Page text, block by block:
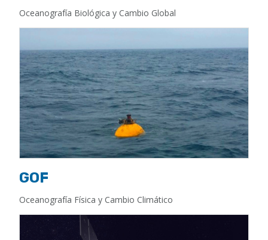
Oceanografía Biológica y Cambio Global
GOF
Oceanografía Física y Cambio Climático